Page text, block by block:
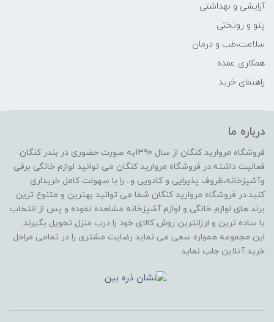
آرایشی و بهداشتی
پتو و روتختی
سلامت،طب و درمان
همکاری عمده
راهنمای خرید
درباره ما
فروشگاه مروارید کنگان از سال 1390به صورت حضوری در بندر کنگان
فعالیت داشته.در فروشگاه مروارید کنگان می توانید لوازم خانگی برقی
وآشپزخانه،ظروف پذیرایی و کادویی و.. را با سهولت کامل خریداری
کنید.در فروشگاه مروارید کنگان شما می توانید بهترین و متنوع ترین
برند های لوازم خانگی و لوازم آشپزخانه مشاهده نموده و پس از انتخاب
با ساده ترین و ارزانترین روش کالای خود را درب منزل تحویل بگیرند.
این مجموعه همواره سعی می نماید رضایت مشتری را در تمامی مراحل
خرید آنلاین جلب نماید.